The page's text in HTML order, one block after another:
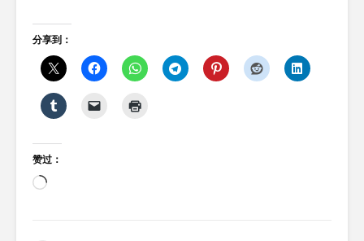
分享到：
赞过：
正